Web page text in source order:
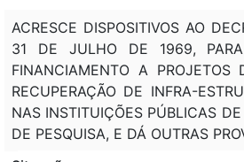
ACRESCE DISPOSITIVOS AO
31 DE JULHO DE 1969,
FINANCIAMENTO A PROJETOS
RECUPERAÇÃO DE INFRA-
NAS INSTITUIÇÕES PÚBLICAS
DE PESQUISA, E DÁ OUTRAS